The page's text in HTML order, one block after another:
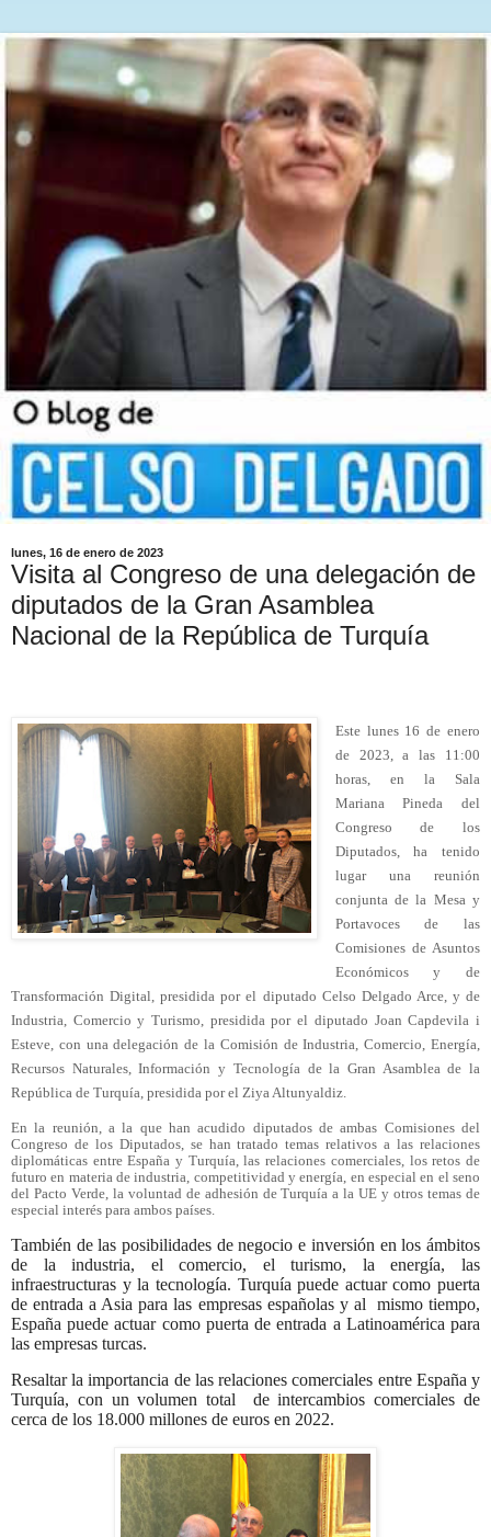
lunes, 16 de enero de 2023
Visita al Congreso de una delegación de
diputados de la Gran Asamblea
Nacional de la República de Turquía
Este lunes 16 de enero
de 2023, a las 11:00
horas, en la Sala
Mariana Pineda del
Congreso de los
Diputados, ha tenido
lugar una reunión
conjunta de la Mesa y
Portavoces de las
Comisiones de Asuntos
Económicos y de
Transformación Digital, presidida por el diputado Celso Delgado Arce, y de
Industria, Comercio y Turismo, presidida por el diputado Joan Capdevila i
Esteve, con una delegación de la Comisión de Industria, Comercio, Energía,
Recursos Naturales, Información y Tecnología de la Gran Asamblea de la
República de Turquía, presidida por el Ziya Altunyaldiz.
En la reunión, a la que han acudido diputados de ambas Comisiones del
Congreso de los Diputados, se han tratado temas relativos a las relaciones
diplomáticas entre España y Turquía, las relaciones comerciales, los retos de
futuro en materia de industria, competitividad y energía, en especial en el seno
del Pacto Verde, la voluntad de adhesión de Turquía a la UE y otros temas de
especial interés para ambos países.
También de las posibilidades de negocio e inversión en los ámbitos
de la industria, el comercio, el turismo, la energía, las
infraestructuras y la tecnología. Turquía puede actuar como puerta
de entrada a Asia para las empresas españolas y al mismo tiempo,
España puede actuar como puerta de entrada a Latinoamérica para
las empresas turcas.
Resaltar la importancia de las relaciones comerciales entre España y
Turquía, con un volumen total de intercambios comerciales de
cerca de los 18.000 millones de euros en 2022.